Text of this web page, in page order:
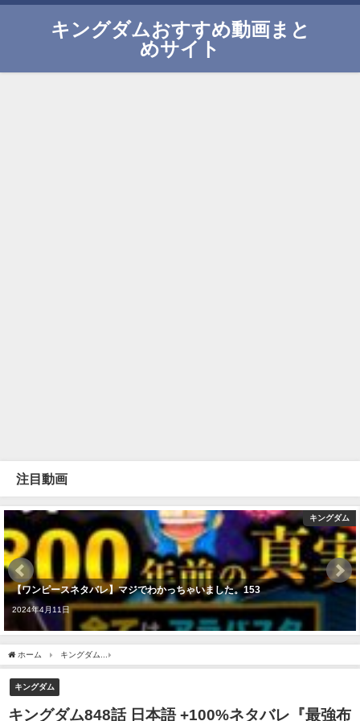
キングダムおすすめ動画まと
めサイト
注目動画
キングダム
【ワンピースネタバレ】マジでわかっちゃいました。153
2024年4月11日
ホーム キングダム
キングダム
キングダム848話 日本語 +100%ネタバレ『最強布